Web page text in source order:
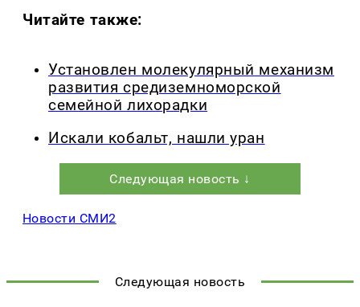
Читайте также:
Установлен молекулярный механизм
развития средиземноморской
семейной лихорадки
Искали кобальт, нашли уран
Следующая новость ↓
Новости СМИ2
Следующая новость